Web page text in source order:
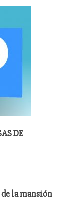
DE
la mansión